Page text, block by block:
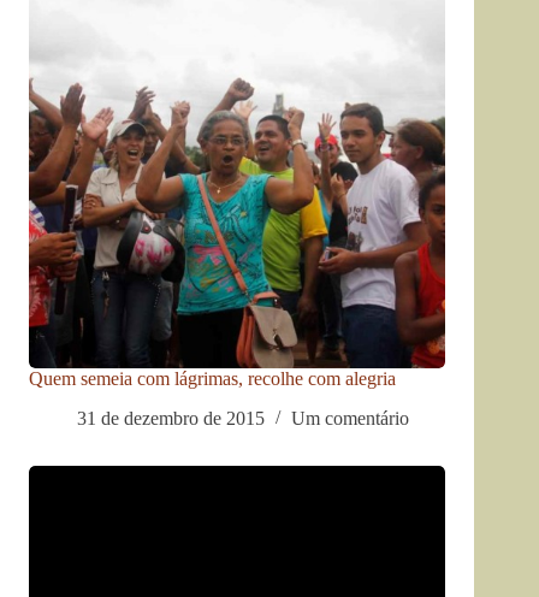
Quem semeia com lágrimas, recolhe com alegria
31 de dezembro de 2015
Um comentário